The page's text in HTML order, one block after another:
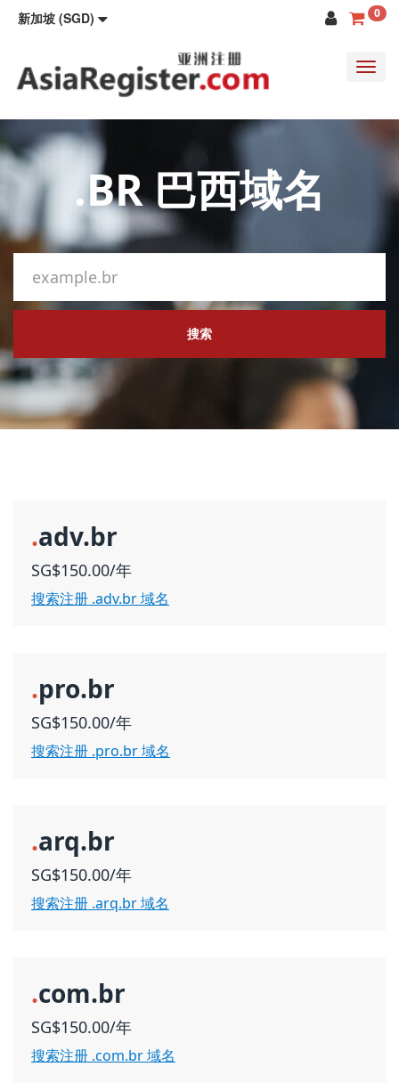
新加坡 (SGD) 0
.BR 巴西域名
搜索
.adv.br
SG$150.00/年
搜索注册 .adv.br 域名
.pro.br
SG$150.00/年
搜索注册 .pro.br 域名
.arq.br
SG$150.00/年
搜索注册 .arq.br 域名
.com.br
SG$150.00/年
搜索注册 .com.br 域名